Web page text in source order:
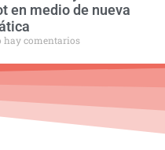
en medio de nueva
hay comentarios